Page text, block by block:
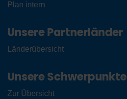
Plan intern
Unsere Partnerländer
Länderübersicht
Unsere Schwerpunkte
Zur Übersicht